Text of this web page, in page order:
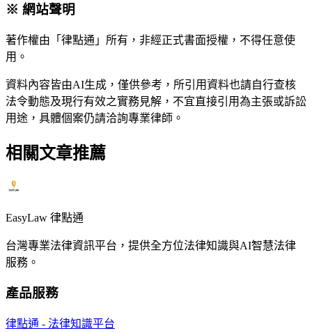
※ 網站聲明
著作權由「律點通」所有，非經正式書面授權，不得任意使
用。
資料內容皆由AI生成，僅供參考，所引用資料也請自行查核
法令動態及現行有效之實務見解，不宜直接引用為主張或訴訟
用途，具體個案仍請洽詢專業律師。
相關文章推薦
EasyLaw 律點通
台灣專業法律資訊平台，提供全方位法律知識與AI智慧法律
服務。
產品服務
律點通 - 法律知識平台